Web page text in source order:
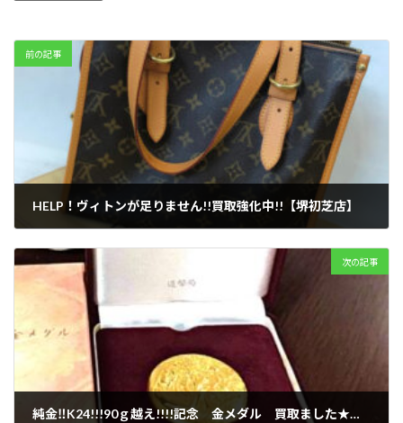
前の記事
HELP！ヴィトンが足りません!!買取強化中!!【堺初芝店】
次の記事
純金‼K24!!!90ｇ越え!!!!記念 金メダル 買取ました★♪？!【貝塚店】